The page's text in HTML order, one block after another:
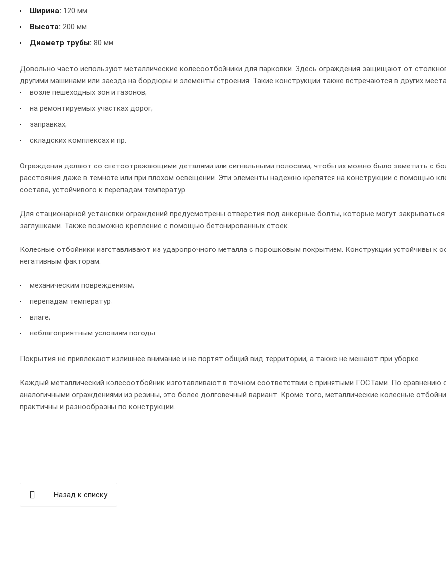
Ширина: 120 мм
Высота: 200 мм
Диаметр трубы: 80 мм
Довольно часто используют металлические колесоотбойники для парковки. Здесь ограждения защищают от
другими машинами или заезда на бордюры и элементы строения. Такие конструкции также встречаются в других
возле пешеходных зон и газонов;
на ремонтируемых участках дорог;
заправках;
складских комплексах и пр.
Ограждения делают со светоотражающими деталями или сигнальными полосами, чтобы их можно было заметить с
расстояния даже в темноте или при плохом освещении. Эти элементы надежно крепятся на конструкции с помощью
состава, устойчивого к перепадам температур.
Для стационарной установки ограждений предусмотрены отверстия под анкерные болты, которые могут закрываться
заглушками. Также возможно крепление с помощью бетонированных стоек.
Колесные отбойники изготавливают из ударопрочного металла с порошковым покрытием. Конструкции устойчивы к
негативным факторам:
механическим повреждениям;
перепадам температур;
влаге;
неблагоприятным условиям погоды.
Покрытия не привлекают излишнее внимание и не портят общий вид территории, а также не мешают при уборке.
Каждый металлический колесоотбойник изготавливают в точном соответствии с принятыми ГОСТами. По сравнению с
аналогичными ограждениями из резины, это более долговечный вариант. Кроме того, металлические колесные
практичны и разнообразны по конструкции.
Назад к списку